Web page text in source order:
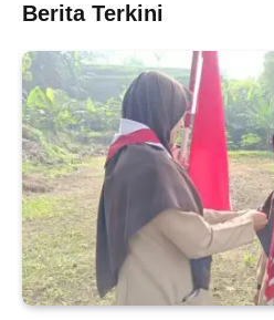
Berita Terkini